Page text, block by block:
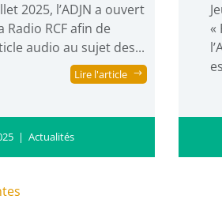
2025, l’ADJN a ouvert
Radio RCF afin de
audio au sujet des...
Lire l'article
| Actualités
«